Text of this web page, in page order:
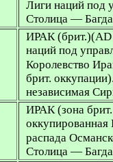
Лиги наций под
Столица —
ИРАК (брит.)(AD
наций под
Королевство
брит.
независимая
ИРАК (зона
оккупированная
распада
Столица —